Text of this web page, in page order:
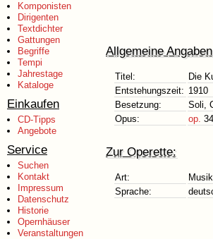
Komponisten
Dirigenten
Textdichter
Gattungen
Begriffe
Tempi
Jahrestage
Kataloge
Einkaufen
CD-Tipps
Angebote
Service
Suchen
Kontakt
Impressum
Datenschutz
Historie
Opernhäuser
Veranstaltungen
Allgemeine
Titel:
Die
Entstehungszeit: 1910
Besetzung:
Soli,
Opus:
op. 34
Zur Operette:
Art:
Sprache: